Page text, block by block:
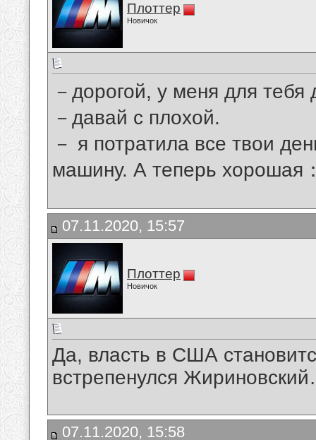
Плоттер
Новичок
－дорогой, у меня для
－давай с плохой.
－ я потратила все твои
машину. А теперь хорошая
07.11.2020, 15:57
Плоттер
Новичок
Да, власть в США
встрепенулся
07.11.2020, 15:58